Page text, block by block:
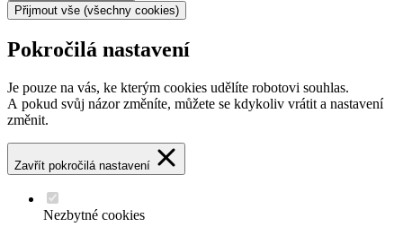
Přijmout vše (všechny cookies)
Pokročilá nastavení
Je pouze na vás, ke kterým cookies udělíte robotovi souhlas.
A pokud svůj názor změníte, můžete se kdykoliv vrátit a nastavení
změnit.
Zavřít pokročilá nastavení
Nezbytné cookies